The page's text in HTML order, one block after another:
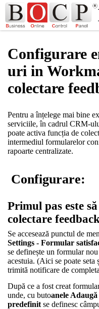
Configurare
uri in
colectare
Pentru a înțelege mai bine
serviciile, în cadrul CRM-
poate activa funcția de
intermediul formularelor
rapoarte centralizate.
Configurare:
Primul pas este
colectare
Se accesează punctul de
Settings - Formular
se definește un formular
acestuia. (Aici se poate seta
trimită notificare de
După ce a fost creat
unde, cu butoanele
predefinit se definesc